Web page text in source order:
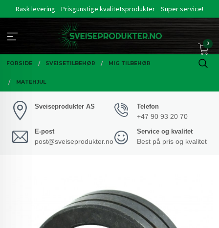
Rask levering Prisgunstige kvalitetsprodukter Super service!
0
FORSIDE SVEISETILBEHØR MIG TILBEHØR
MATEHJUL
Sveiseprodukter AS Telefon
+47 90 93 20 70
E-post
post@sveiseprodukter.no
Service og kvalitet
Best på pris og kvalitet